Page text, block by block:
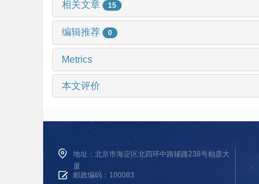
相关文章 15
编辑推荐 0
Metrics
本文评价
地址：北京市海淀区北四环中路辅路238号柏彦大
厦
邮政编码：100083